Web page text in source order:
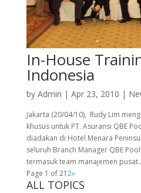
In-House
Indonesia
by Admin | Apr 23, 2010 |
Jakarta (20/04/10), Rudy Lim
khusus untuk PT. Asuransi QBE
diadakan di Hotel Menara
seluruh Branch Manager QBE
termasuk team manajemen
Page 1 of 212»
ALL TOPICS